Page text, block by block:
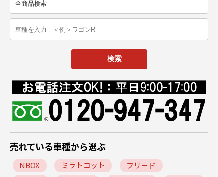
売れている車種から選ぶ
NBOX ミラトコット
フリード